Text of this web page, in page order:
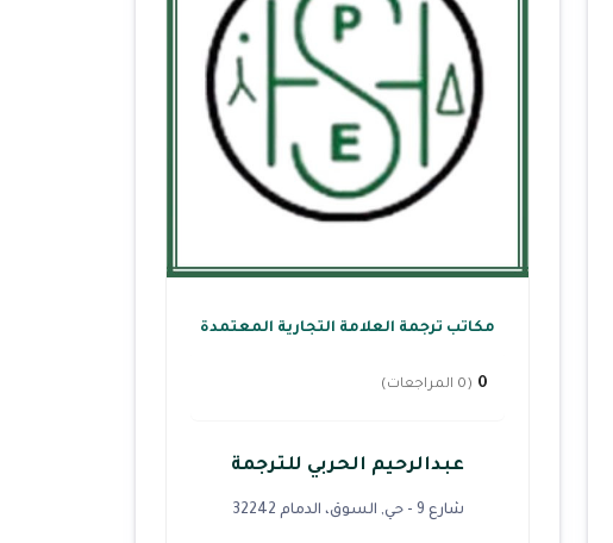
مكاتب ترجمة العلامة التجارية المعتمدة
0 (0 المراجعات)
عبدالرحيم الحربي للترجمة
شارع 9 - حي, السوق، الدمام 32242